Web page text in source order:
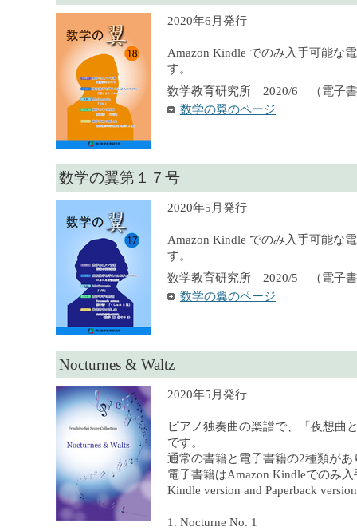
2020年6月発行
Amazon Kindle でのみ入手可能な
す。
数学教育研究所 2020/6 （電子
数学の翼のページ
数学の翼第１７号
2020年5月発行
Amazon Kindle でのみ入手可能な
す。
数学教育研究所 2020/5 （電子
数学の翼のページ
Nocturnes & Waltz
2020年5月発行
ピアノ独奏曲の楽譜で、「夜想曲
です。
通常の書籍と電子書籍の2種類があ
電子書籍はAmazon Kindleでのみ
Kindle version and Paperback
1. Nocturne No. 1